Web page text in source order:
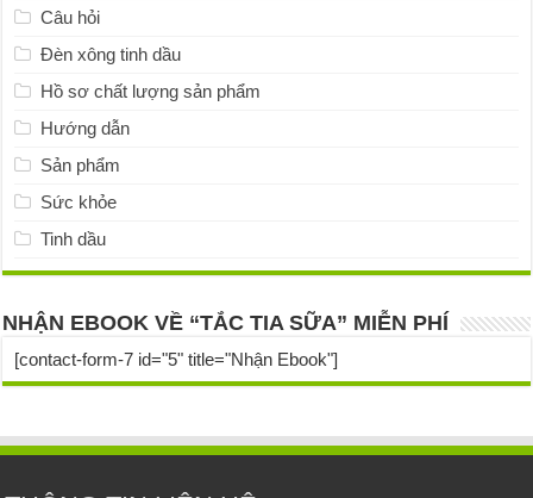
Câu hỏi
Đèn xông tinh dầu
Hồ sơ chất lượng sản phẩm
Hướng dẫn
Sản phẩm
Sức khỏe
Tinh dầu
NHẬN EBOOK VỀ “TẮC TIA SỮA” MIỄN PHÍ
[contact-form-7 id="5" title="Nhận Ebook"]